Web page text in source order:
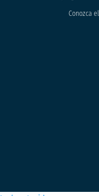
Conozca